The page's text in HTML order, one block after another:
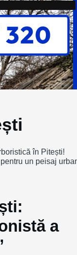
în Pitești!
un peisaj
a